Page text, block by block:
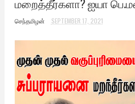
மறைத்தீர்களா? ஐயா
செந்தமிழன் SEPTEMBER 17, 2021